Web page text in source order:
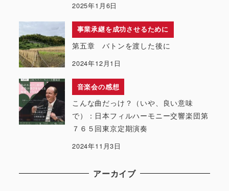
2025年1月6日
事業承継を成功させるために
第五章 バトンを渡した後に
2024年12月1日
音楽会の感想
こんな曲だっけ？（いや、良い意味
で）：日本フィルハーモニー交響楽団第
７６５回東京定期演奏
2024年11月3日
アーカイブ